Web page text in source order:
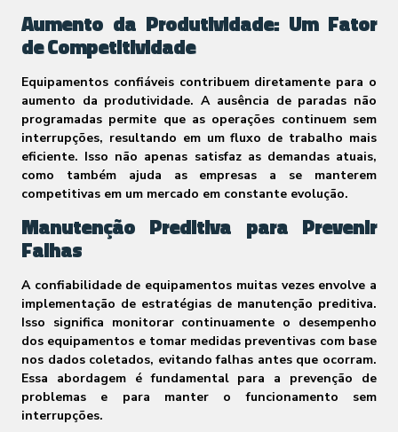
Aumento da Produtividade: Um Fator
de Competitividade
Equipamentos confiáveis contribuem diretamente para o
aumento da produtividade. A ausência de paradas não
programadas permite que as operações continuem sem
interrupções, resultando em um fluxo de trabalho mais
eficiente. Isso não apenas satisfaz as demandas atuais,
como também ajuda as empresas a se manterem
competitivas em um mercado em constante evolução.
Manutenção Preditiva para Prevenir
Falhas
A confiabilidade de equipamentos muitas vezes envolve a
implementação de estratégias de manutenção preditiva.
Isso significa monitorar continuamente o desempenho
dos equipamentos e tomar medidas preventivas com base
nos dados coletados, evitando falhas antes que ocorram.
Essa abordagem é fundamental para a prevenção de
problemas e para manter o funcionamento sem
interrupções.